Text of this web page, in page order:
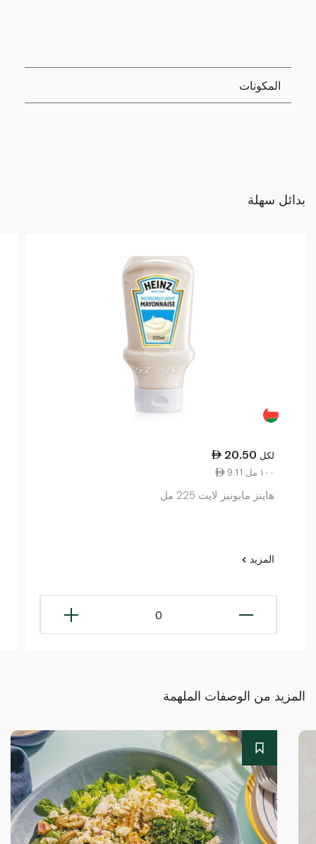
المكونات
بدائل سهلة
20.50 لكل
9.11 ١٠٠ مل
هاينز مايونيز لايت 225 مل
المزيد
0
المزيد من الوصفات الملهمة